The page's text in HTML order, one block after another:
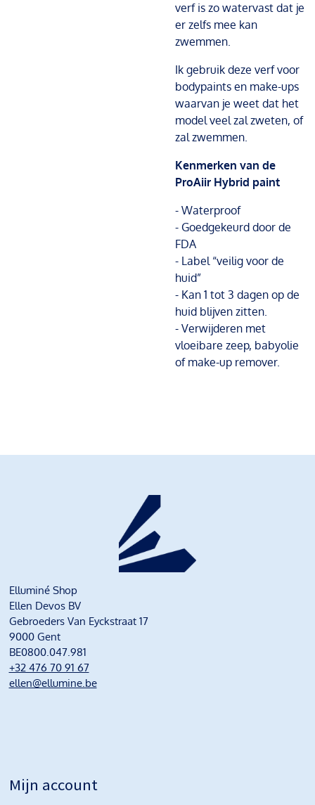
verf is zo watervast dat je
er zelfs mee kan
zwemmen.
Ik gebruik deze verf voor
bodypaints en make-ups
waarvan je weet dat het
model veel zal zweten, of
zal zwemmen.
Kenmerken van de
ProAiir Hybrid paint
- Waterproof
- Goedgekeurd door de
FDA
- Label “veilig voor de
huid”
- Kan 1 tot 3 dagen op de
huid blijven zitten.
- Verwijderen met
vloeibare zeep, babyolie
of make-up remover.
Elluminé Shop
Ellen Devos BV
Gebroeders Van Eyckstraat 17
9000 Gent
BE0800.047.981
+32 476 70 91 67
ellen@ellumine.be
Mijn account